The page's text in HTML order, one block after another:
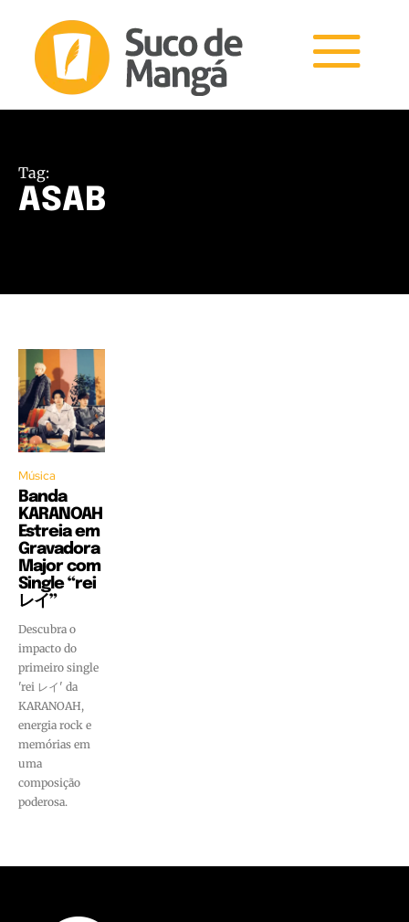
Tag:
ASAB
Música
Banda
KARANOAH
Estreia em
Gravadora
Major com
Single “rei
レイ”
Descubra o
impacto do
primeiro single
'rei レイ' da
KARANOAH,
energia rock e
memórias em
uma
composição
poderosa.